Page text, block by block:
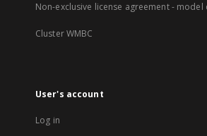
Non-exclusive license agreement -
Cluster WMBC
User's account
Log in